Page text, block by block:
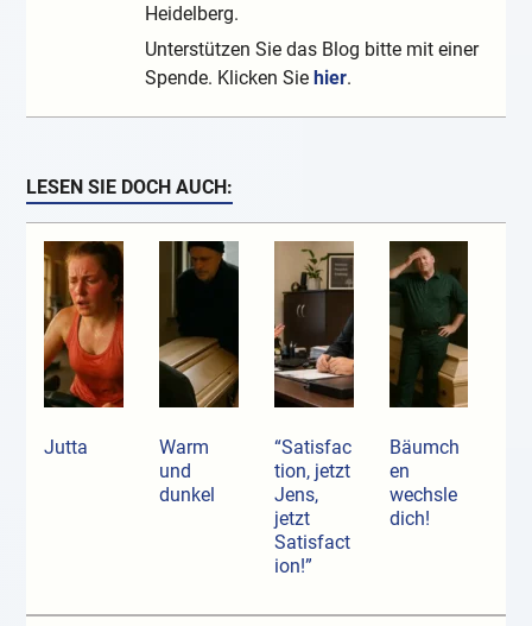
Heidelberg.
Unterstützen Sie das Blog bitte mit einer
Spende. Klicken Sie hier.
LESEN SIE DOCH AUCH:
Jutta
Warm
und
dunkel
“Satisfac
tion, jetzt
Jens,
jetzt
Satisfact
ion!”
Bäumch
en
wechsle
dich!